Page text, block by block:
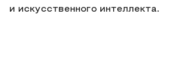
и искусственного интеллекта.